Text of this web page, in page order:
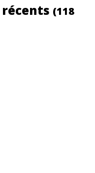
récents (118